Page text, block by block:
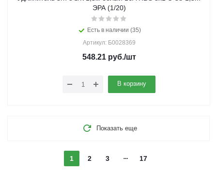
ЭРА (1/20)
Есть в наличии (35)
Артикул: Б0028369
548.21руб./шт
В корзину
Показать еще
1 2 3 17